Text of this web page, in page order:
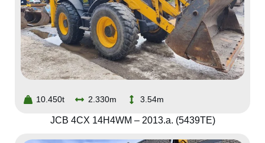
10.450t 2.330m 3.54m
JCB 4CX 14H4WM – 2013.a. (5439TE)